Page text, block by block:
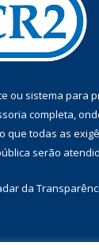
ou sistema para
completa,
que todas as
serão
da